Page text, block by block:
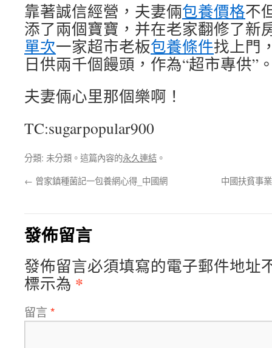
靠著誠信經營，夫妻倆包養價格不
添了兩個寶寶，并在老家翻修了新
單次一家超市老板包養條件找上門
日供兩千個饅頭，作為“超市專供”
夫妻倆心里那個樂啊！
TC:sugarpopular900
分類: 未分類。這篇內容的永久連結 。
← 曾家鎮種菌記一包養網心得_中國網 中國扶貧事
發佈留言
發佈留言必須填寫的電子郵件地址
標示為 *
留言 *